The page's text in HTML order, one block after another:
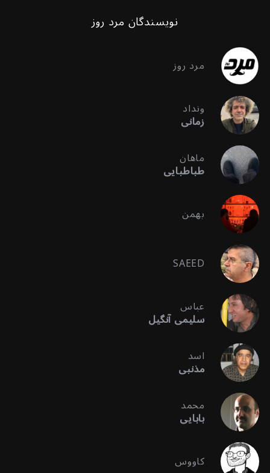
نویسندگان مرد روز
مرد روز
ونداد
زمانی
ماهان
طباطبایی
بهمن
SAEED
عباس
سلیمی آنگیل
اسد
مذنبی
محمد
بابایی
کاووس